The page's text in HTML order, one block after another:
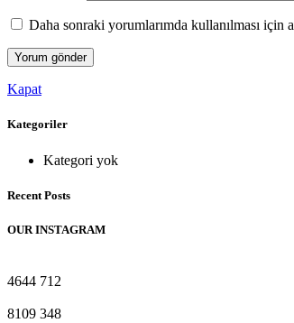
Daha sonraki yorumlarımda kullanılması için
Kapat
Kategoriler
Kategori yok
Recent Posts
OUR INSTAGRAM
4644 712
8109 348